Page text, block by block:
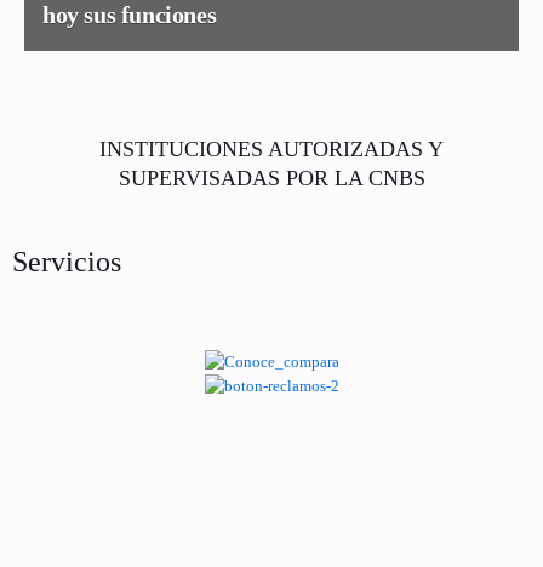
hoy sus funciones
INSTITUCIONES AUTORIZADAS Y
SUPERVISADAS POR LA CNBS
Servicios